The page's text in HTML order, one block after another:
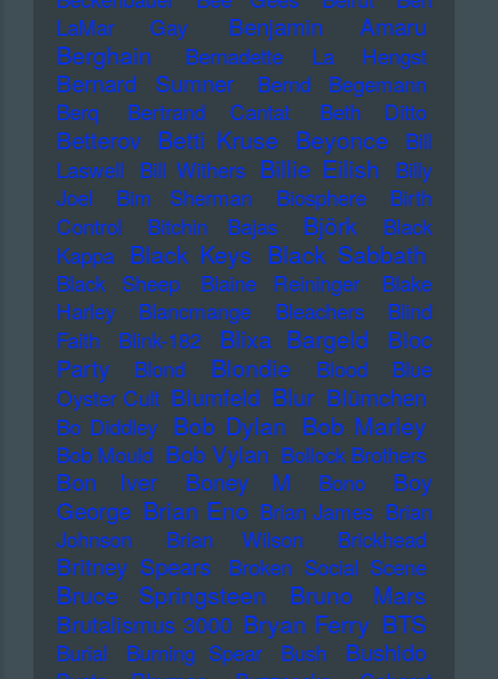
LaMar Gay
Benjamin Amaru
Berghain Bernadette La Hengst
Bernard Sumner
Bernd Begemann
Berq
Bertrand Cantat Beth Ditto
Betterov Betti Kruse Beyonce
Bill
Laswell
Bill Withers Billie Eilish
Billy
Joel
Bim Sherman Biosphere
Birth
Control
Bitchin Bajas Björk
Black
Kappa Black Keys Black Sabbath
Black Sheep Blaine Reininger
Blake
Harley
Blancmange Bleachers
Blind
Faith
Blink-182 Blixa Bargeld
Bloc
Party
Blond Blondie Blood
Blue
Oyster Cult Blumfeld Blur Blümchen
Bo Diddley Bob Dylan Bob Marley
Bob Mould Bob Vylan Bollock Brothers
Bon Iver Boney M Bono
Boy
George Brian Eno Brian James Brian
Johnson
Brian Wilson Brickhead
Britney Spears Broken Social Scene
Bruce Springsteen Bruno Mars
Brutalismus 3000 Bryan Ferry BTS
Burial Burning Spear Bush Bushido